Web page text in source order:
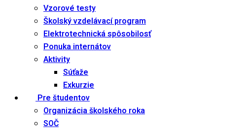
Vzorové testy
Školský vzdelávací program
Elektrotechnická spôsobilosť
Ponuka internátov
Aktivity
Súťaže
Exkurzie
Pre študentov
Organizácia školského roka
SOČ